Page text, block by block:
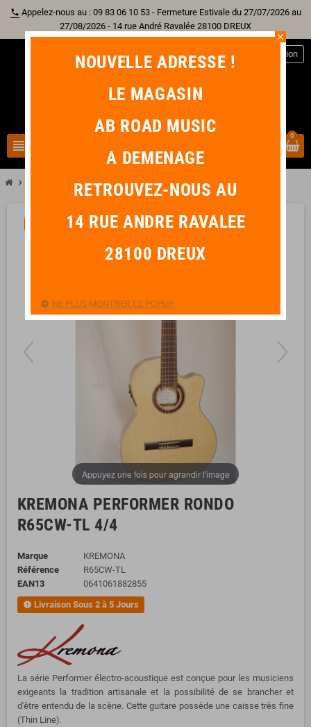
phone Appelez-nous au : 09 83 06 10 53 - Fermeture Estivale du 27/07/2026 au
27/08/2026 - 14 rue André Ravalée 28100 DREUX
view_headline
Connexion
0
chevron_right KREMONA PERFORMER RONDO R65CW-TL 4/4
Appuyez une fois pour agrandir l'image
KREMONA PERFORMER RONDO
R65CW-TL 4/4
Marque
KREMONA
Référence
R65CW-TL
EAN13
0641061882855
new_releases Livraison Sous 2 à 5 Jours
La série Performer électro-acoustique est conçue pour les musiciens
exigeants la tradition artisanale et la possibilité de se brancher et
d'être entendu de la scène. Cette guitare possède une caisse très fine
(Thin Line).
close
NOUVELLE ADRESSE !
LE MAGASIN
AB ROAD MUSIC
A DEMENAGE
RETROUVEZ-NOUS AU
14 RUE ANDRE RAVALEE
28100 DREUX
NE PLUS MONTRER CE POPUP.